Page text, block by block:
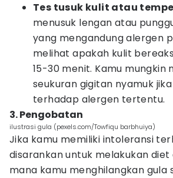
Tes tusuk kulit atau
menusuk lengan atau
yang mengandung alergen
melihat apakah kulit
15-30 menit. Kamu mungkin
seukuran gigitan nyamuk
terhadap alergen tertentu.
3. Pengobatan
ilustrasi gula (pexels.com/Towfiqu barbhuiya)
Jika kamu memiliki intoleransi
disarankan untuk melakukan diet
mana kamu menghilangkan gula